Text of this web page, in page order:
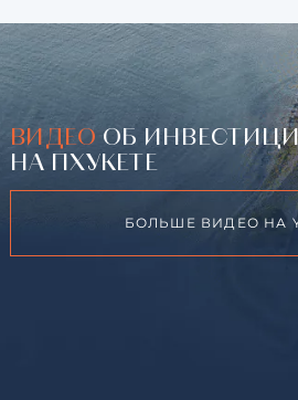
ВИДЕО ОБ
НА ПХУКЕТЕ
БОЛЬШЕ ВИДЕО НА